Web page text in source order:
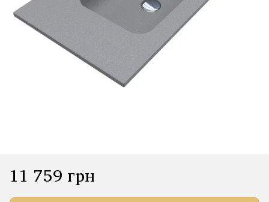
11 759 грн